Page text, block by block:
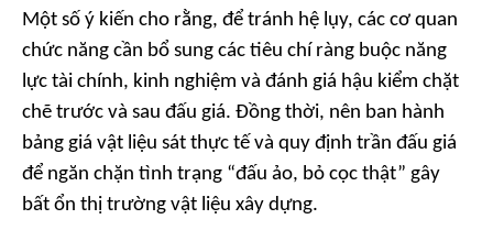
Một số ý kiến cho rằng, để tránh hệ lụy, các cơ quan
chức năng cần bổ sung các tiêu chí ràng buộc năng
lực tài chính, kinh nghiệm và đánh giá hậu kiểm chặt
chẽ trước và sau đấu giá. Đồng thời, nên ban hành
bảng giá vật liệu sát thực tế và quy định trần đấu giá
để ngăn chặn tình trạng “đấu ảo, bỏ cọc thật” gây
bất ổn thị trường vật liệu xây dựng.